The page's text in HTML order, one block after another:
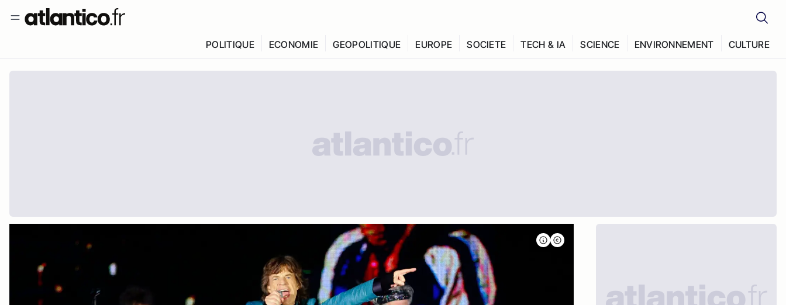
POLITIQUE ECONOMIE GEOPOLITIQUE EUROPE SOCIETE TECH & IA SCIENCE ENVIRONNEMENT CULTURE